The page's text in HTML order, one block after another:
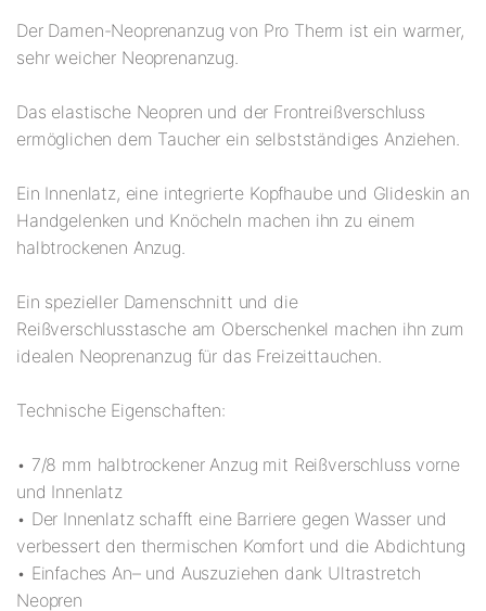
Der Damen-Neoprenanzug von Pro Therm ist ein warmer,
sehr weicher Neoprenanzug.
Das elastische Neopren und der Frontreißverschluss
ermöglichen dem Taucher ein selbstständiges Anziehen.
Ein Innenlatz, eine integrierte Kopfhaube und Glideskin an
Handgelenken und Knöcheln machen ihn zu einem
halbtrockenen Anzug.
Ein spezieller Damenschnitt und die
Reißverschlusstasche am Oberschenkel machen ihn zum
idealen Neoprenanzug für das Freizeittauchen.
Technische Eigenschaften:
• 7/8 mm halbtrockener Anzug mit Reißverschluss vorne
und Innenlatz
• Der Innenlatz schafft eine Barriere gegen Wasser und
verbessert den thermischen Komfort und die Abdichtung
• Einfaches An– und Auszuziehen dank Ultrastretch
Neopren